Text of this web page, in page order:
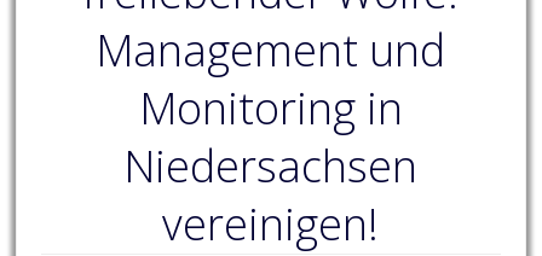
Management und
Monitoring in
Niedersachsen
vereinigen!